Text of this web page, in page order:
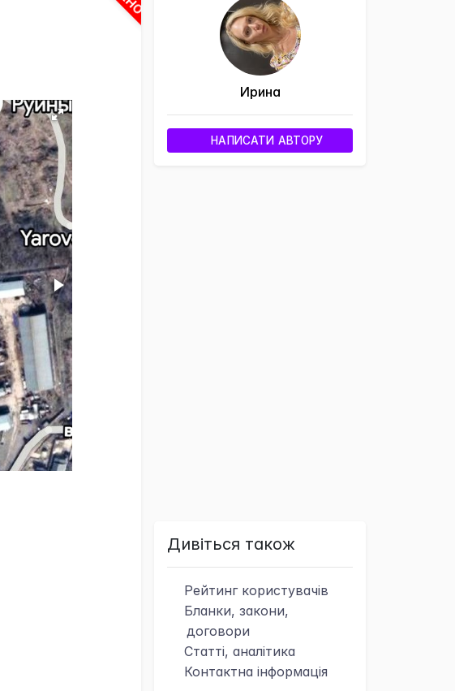
Ирина
НАПИСАТИ АВТОРУ
Дивіться також
Рейтинг користувачів
Бланки, закони,
договори
Статті, аналітика
Контактна інформація